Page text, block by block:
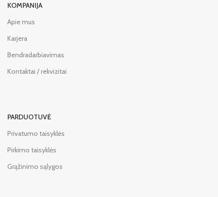
KOMPANIJA
Apie mus
Karjera
Bendradarbiavimas
Kontaktai / rekvizitai
PARDUOTUVĖ
Privatumo taisyklės
Pirkimo taisyklės
Grąžinimo sąlygos